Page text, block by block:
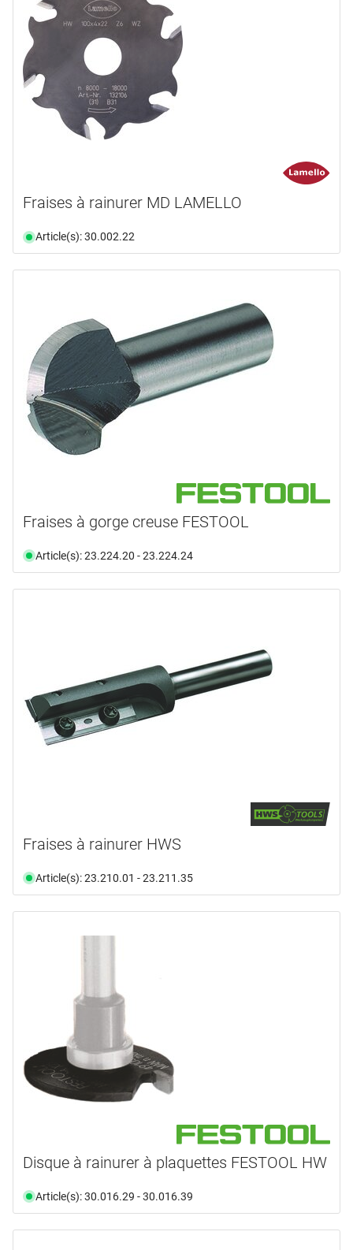
Fraises à rainurer MD LAMELLO
Article(s): 30.002.22
Fraises à gorge creuse FESTOOL
Article(s): 23.224.20 - 23.224.24
Fraises à rainurer HWS
Article(s): 23.210.01 - 23.211.35
Disque à rainurer à plaquettes FESTOOL HW
Article(s): 30.016.29 - 30.016.39